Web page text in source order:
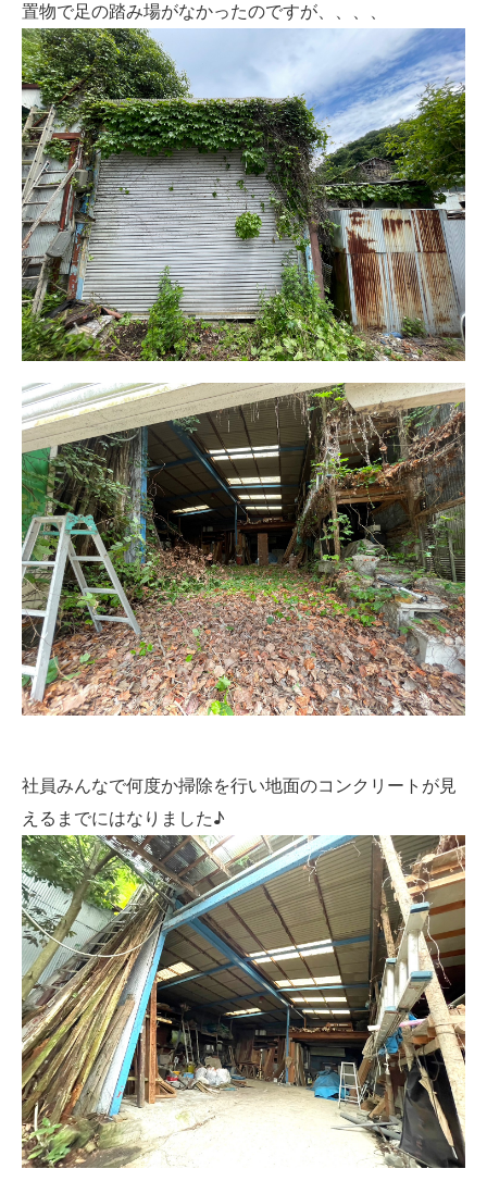
置物で足の踏み場がなかったのですが、、、、
社員みんなで何度か掃除を行い地面のコンクリートが見
えるまでにはなりました♪